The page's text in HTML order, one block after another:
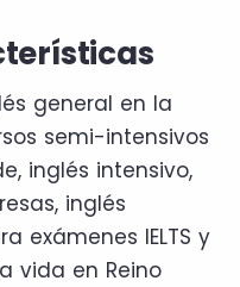
general en la
semi-intensivos
inglés intensivo,
inglés
exámenes IELTS y
vida en Reino